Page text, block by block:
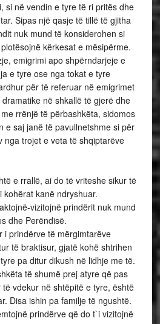
si në vendin e tyre të ri pritës dhe
Sipas një qasje të tillë të gjitha
nuk mund të konsiderohen si
kërkesat e mësipërme.
emigrimi apo shpërndarjeje e
e tyre ose nga tokat e tyre
për të referuar në emigrimet
në shkallë të gjerë dhe
rrënjë të përbashkëta, sidomos
e saj janë të pavullnetshme si për
nga trojet e veta të shqiptarëve
e rrallë, ai do të vriteshe sikur të
kanë ndryshuar.
vizitojnë prindërit nuk mund
dhe Perëndisë.
i prindërve të mërgimtarëve
të braktisur, gjatë kohë shtrihen
pa ditur dikush në lidhje me të.
të shumë prej atyre që pas
vdekur në shtëpitë e tyre, është
Disa ishin pa familje të ngushtë.
prindërve që do t`i vizitojnë